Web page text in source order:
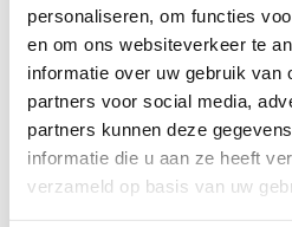
personaliseren, om functies
en om ons websiteverkeer te
informatie over uw gebruik van
partners voor social media,
partners kunnen deze
informatie die u aan ze heeft
verzameld op basis van uw
Application error: a client-side
loadingwww.abd.nl(see the